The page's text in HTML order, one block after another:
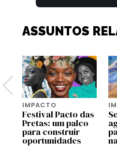
ASSUNTOS
IMPACTO
Festival Pacto das
Pretas: um palco
para construir
oportunidades